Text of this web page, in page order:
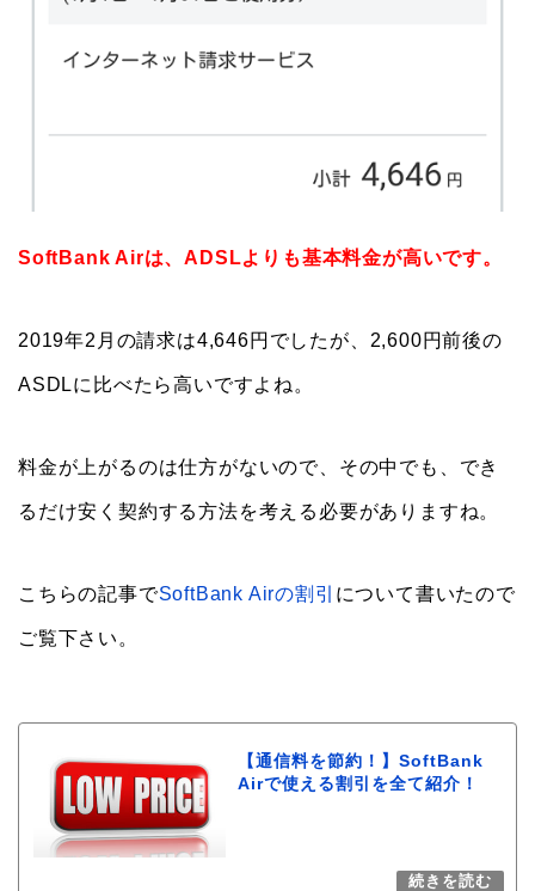
SoftBank Airは、ADSLよりも基本料金が高いです。
2019年2月の請求は4,646円でしたが、2,600円前後の
ASDLに比べたら高いですよね。
料金が上がるのは仕方がないので、その中でも、でき
るだけ安く契約する方法を考える必要がありますね。
こちらの記事でSoftBank Airの割引 について書いたので
ご覧下さい。
【通信料を節約！】SoftBank
Airで使える割引を全て紹介！